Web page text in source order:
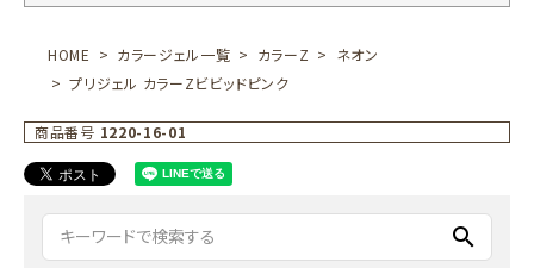
HOME カラージェル一覧 カラーZ
ネオン
プリジェル カラーZビビッドピンク
商品番号 1220-16-01
search